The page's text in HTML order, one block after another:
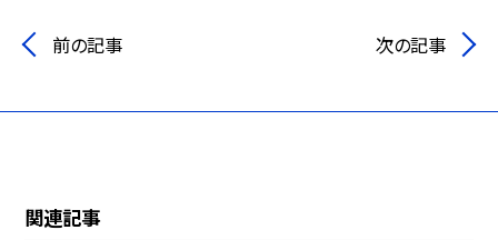
前の記事 次の記事
関連記事